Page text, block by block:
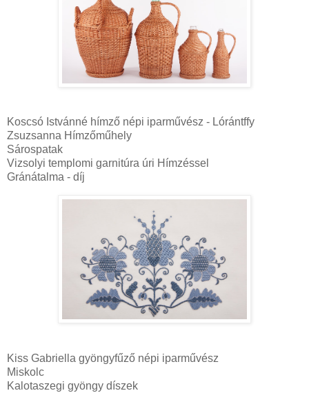
Koscsó Istvánné hímző népi iparművész - Lórántffy
Zsuzsanna Hímzőműhely
Sárospatak
Vizsolyi templomi garnitúra úri Hímzéssel
Gránátalma - díj
Kiss Gabriella gyöngyfűző népi iparművész
Miskolc
Kalotaszegi gyöngy díszek